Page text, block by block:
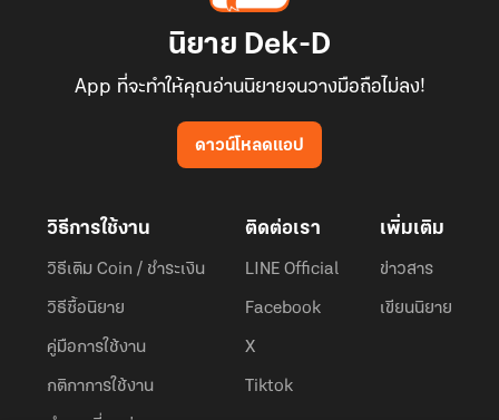
นิยาย Dek-D
App ที่จะทำให้คุณอ่านนิยายจนวางมือถือไม่ลง!
ดาวน์โหลดแอป
วิธีการใช้งาน
วิธีเติม Coin / ชำระเงิน
วิธีซื้อนิยาย
คู่มือการใช้งาน
กติกาการใช้งาน
ติดต่อเรา
LINE Official
Facebook
X
Tiktok
เพิ่มเติม
ข่าวสาร
เขียนนิยาย